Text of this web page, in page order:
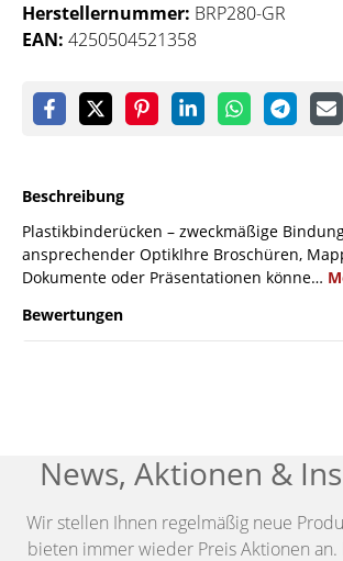
Herstellernummer: BRP280-GR
EAN: 4250504521358
Beschreibung
Plastikbinderücken – zweckmäßige
ansprechender OptikIhre Broschüren,
Dokumente oder Präsentationen könne…
Bewertungen
News, Aktionen &
Wir stellen Ihnen regelmäßig neue
bieten immer wieder Preis Aktionen an.